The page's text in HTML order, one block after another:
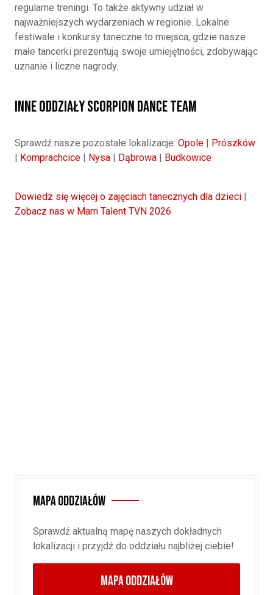
regularne treningi. To także aktywny udział w
najważniejszych wydarzeniach w regionie. Lokalne
festiwale i konkursy taneczne to miejsca, gdzie nasze
małe tancerki prezentują swoje umiejętności, zdobywając
uznanie i liczne nagrody.
Inne oddziały Scorpion Dance Team
Sprawdź nasze pozostałe lokalizacje: Opole
Prószków
Komprachcice Nysa Dąbrowa Budkowice
Dowiedz się więcej o zajęciach tanecznych dla dzieci
Zobacz nas w Mam Talent TVN 2026
Mapa oddziałów
Sprawdź aktualną mapę naszych dokładnych
lokalizacji i przyjdź do oddziału najbliżej ciebie!
MAPA ODDZIAŁÓW